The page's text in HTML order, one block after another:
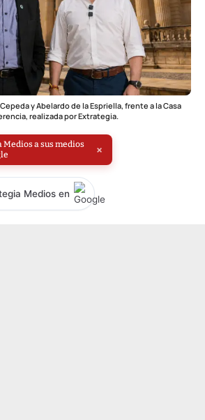
y Abelardo de la Espriella, frente a la Casa
realizada por Extrategia.
a sus medios
×
Medios en